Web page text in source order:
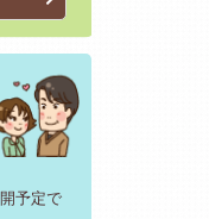
予定で